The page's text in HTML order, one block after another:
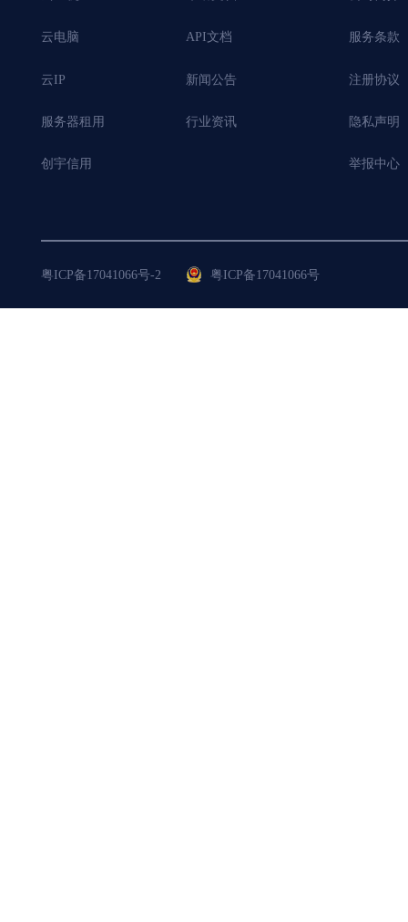
云电脑
云IP
服务器租用
创宇信用
API文档
新闻公告
行业资讯
服务条款
注册协议
隐私声明
举报中心
粤ICP备17041066号-2 粤ICP备17041066号